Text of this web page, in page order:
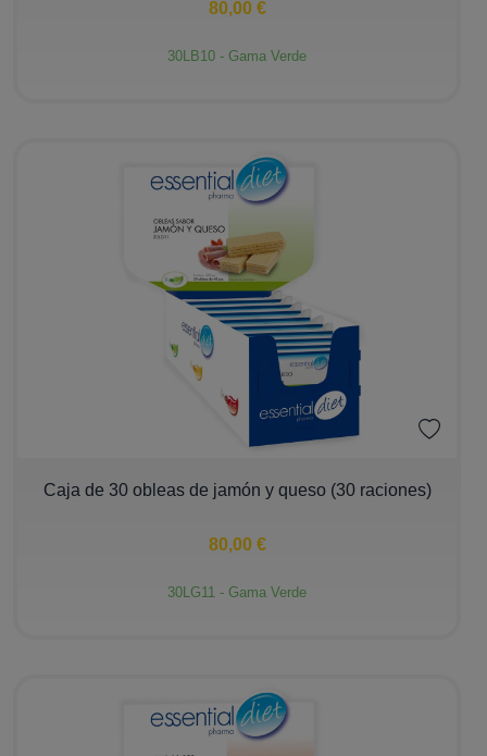
80,00 €
30LB10 - Gama Verde
+
Caja de 30 obleas de jamón y queso (30 raciones)
80,00 €
30LG11 - Gama Verde